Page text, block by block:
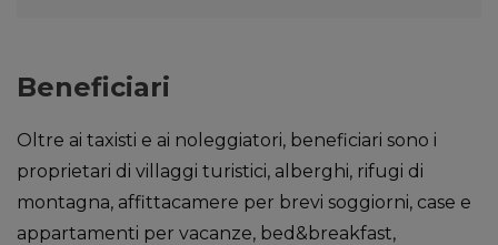
Beneficiari
Oltre ai taxisti e ai noleggiatori, beneficiari sono i
proprietari di villaggi turistici, alberghi, rifugi di
montagna, affittacamere per brevi soggiorni, case e
appartamenti per vacanze, bed&breakfast,